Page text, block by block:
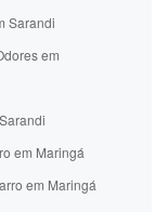
Sarandi
em
em Maringá
em Maringá